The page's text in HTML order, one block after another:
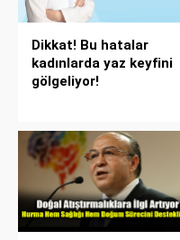
Dikkat! Bu hatalar
kadınlarda yaz keyfini
gölgeliyor!